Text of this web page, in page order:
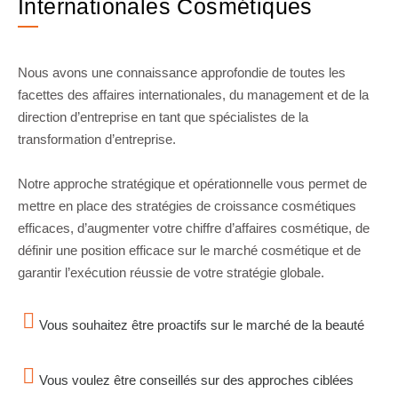
Internationales Cosmétiques
Nous avons une connaissance approfondie de toutes les
facettes des affaires internationales, du management et de la
direction d’entreprise en tant que spécialistes de la
transformation d’entreprise.
Notre approche stratégique et opérationnelle vous permet de
mettre en place des stratégies de croissance cosmétiques
efficaces, d’augmenter votre chiffre d’affaires cosmétique, de
définir une position efficace sur le marché cosmétique et de
garantir l’exécution réussie de votre stratégie globale.
Vous souhaitez être proactifs sur le marché de la beauté
Vous voulez être conseillés sur des approches ciblées